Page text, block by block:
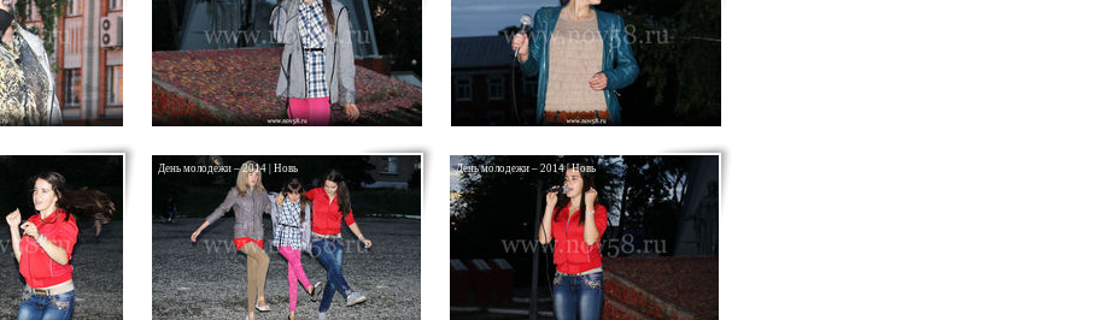
День молодежи – 2014 | Новь День молодежи – 2014 | Новь